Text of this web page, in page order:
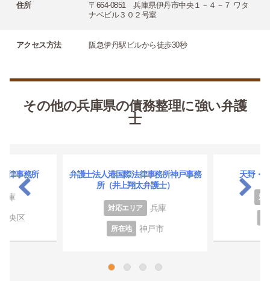
住所
〒664-0851 兵庫県伊丹市中央１－４－７ ワタ
ナベビル３０２号室
アクセス方法 阪急伊丹駅ビルから徒歩30秒
その他の兵庫県の債務整理に強い弁護
士
律事務所
庫
央区
弁護士法人港国際法律事務所神戸事務
所（井上翔太弁護士）
対応エリア 兵庫
所在地 神戸市
天野・
対